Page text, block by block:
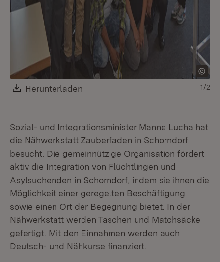
Download:
Herunterladen 1/2
Sozial- und Integrationsminister Manne Lucha hat
die Nähwerkstatt Zauberfaden in Schorndorf
besucht. Die gemeinnützige Organisation fördert
aktiv die Integration von Flüchtlingen und
Asylsuchenden in Schorndorf, indem sie ihnen die
Möglichkeit einer geregelten Beschäftigung
sowie einen Ort der Begegnung bietet. In der
Nähwerkstatt werden Taschen und Matchsäcke
gefertigt. Mit den Einnahmen werden auch
Deutsch- und Nähkurse finanziert.